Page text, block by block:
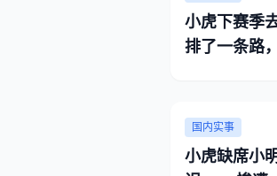
小虎下赛季
排了一条路
国内实事
小虎缺席小